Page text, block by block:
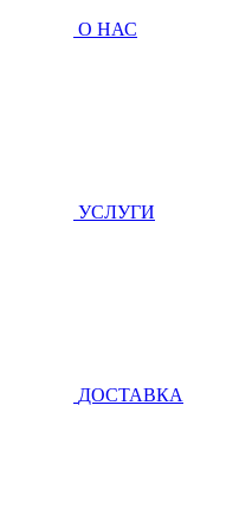
О НАС
УСЛУГИ
ДОСТАВКА